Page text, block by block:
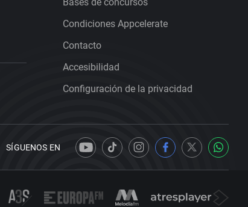
Condiciones Appcelerate
Contacto
Accesibilidad
Configuración de la privacidad
SÍGUENOS EN